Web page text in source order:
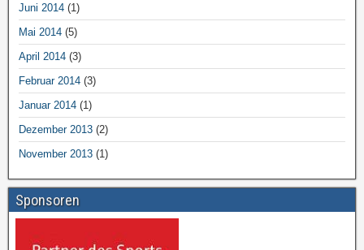
Juni 2014 (1)
Mai 2014 (5)
April 2014 (3)
Februar 2014 (3)
Januar 2014 (1)
Dezember 2013 (2)
November 2013 (1)
Sponsoren